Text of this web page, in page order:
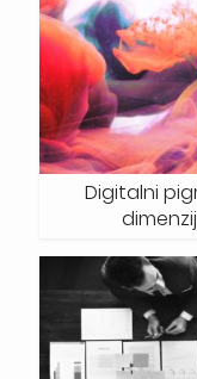
Digitalni